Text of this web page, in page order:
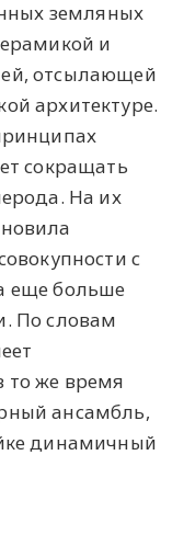
земляных
и
отсылающей
архитектуре.
сокращать
На их
с
еще больше
По словам
то же время
ансамбль,
динамичный